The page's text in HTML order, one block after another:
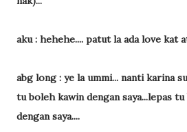
aku : hehehe.... patut la ada love kat
abg long : ye la ummi... nanti karina
tu boleh kawin dengan saya...lepas
dengan saya....